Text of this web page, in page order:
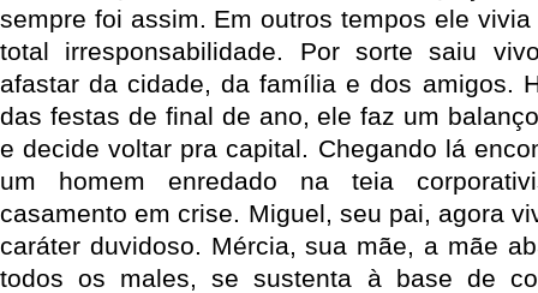
sempre foi assim. Em outros tempos ele
total irresponsabilidade. Por sorte saiu
afastar da cidade, da família e dos amigos.
das festas de final de ano, ele faz um
e decide voltar pra capital. Chegando lá
um homem enredado na teia
casamento em crise. Miguel, seu pai, agora
caráter duvidoso. Mércia, sua mãe, a mãe
todos os males, se sustenta à base de